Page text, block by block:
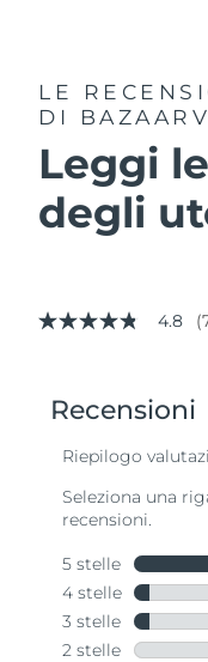
LE
DI
Leggi
degli
4.8
valore
valutazione
Read
Stesso
alla
pagina.
4.8